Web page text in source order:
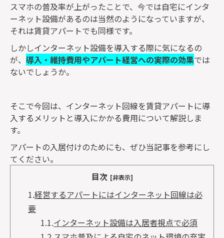
スマホの普及率が上がったことで、今では自宅にインタ
ーネット設備があるのは当然のようになっていますが、
それは賃貸アパートでも同様です。
しかしインターネット設備を導入する際に気になるの
が、 導入・維持費用やアパート経営への実際の効果では
ないでしょうか。
そこで今回は、インターネット回線を賃貸アパートに導
入するメリットと導入にかかる費用について解説しま
す。
アパートの入居付けのためにも、ぜひ当記事を参考にし
てください。
目次 [非表示]
1.経営するアパートにはインターネット回線は必
要
1.1.インターネット設備は入居者視点で必須